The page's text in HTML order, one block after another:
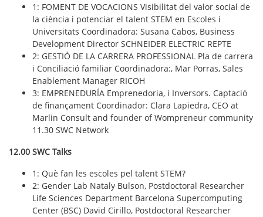
1: FOMENT DE VOCACIONS​ Visibilitat del valor social de
la ciència​ i potenciar el talent STEM en Escoles i
Universitats Coordinadora: Susana Cabos, Business
Development Director SCHNEIDER ELECTRIC REPTE
2: GESTIÓ DE LA CARRERA PROFESSIONAL​ Pla de carrera​
i Conciliació familiar Coordinadora:, Mar Porras, Sales
Enablement Manager RICOH ​
3: EMPRENEDURÍA Emprenedoria​, i Inversors. Captació
de finançament Coordinador: Clara Lapiedra, CEO at
Marlin Consult and founder of Wompreneur community
11.30 SWC Network
12.00 SWC Talks
1: Què fan les escoles pel talent STEM? ​​
2: Gender Lab Nataly Bulson, Postdoctoral Researcher
Life Sciences Department Barcelona Supercomputing
Center (BSC) David Cirillo, Postdoctoral Researcher